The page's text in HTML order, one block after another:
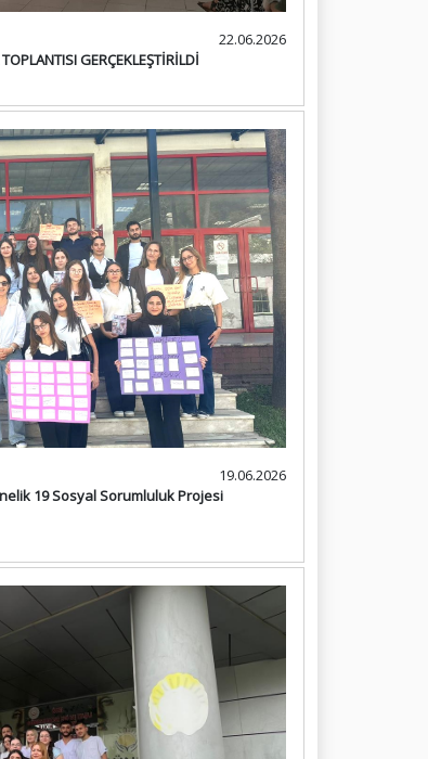
22.06.2026
GERÇEKLEŞTİRİLDİ
19.06.2026
19 Sosyal Sorumluluk Projesi